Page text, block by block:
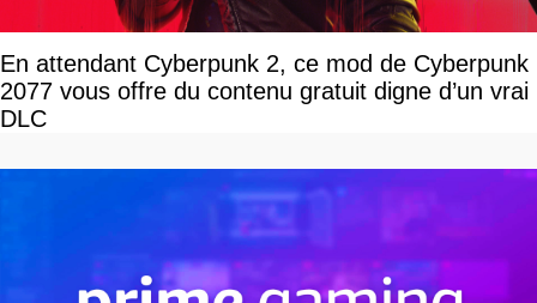
En attendant Cyberpunk 2, ce mod de Cyberpunk
2077 vous offre du contenu gratuit digne d’un vrai
DLC